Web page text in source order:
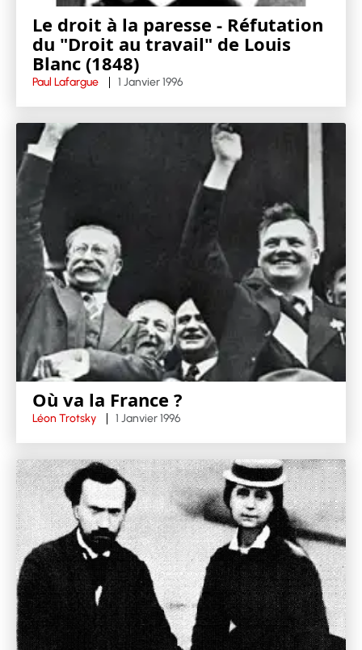
Le droit à la paresse - Réfutation
du "Droit au travail" de Louis
Blanc (1848)
Paul Lafargue 1 Janvier 1996
Où va la France ?
Léon Trotsky 1 Janvier 1996